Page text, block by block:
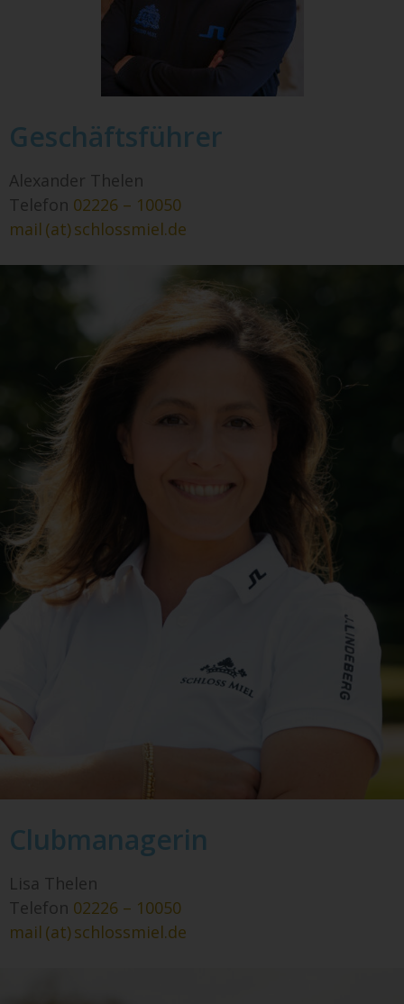
Geschäftsführer
Alexander Thelen
Telefon 02226 – 10050
mail (at) schlossmiel.de
Clubmanagerin
Lisa Thelen
Telefon 02226 – 10050
mail (at) schlossmiel.de